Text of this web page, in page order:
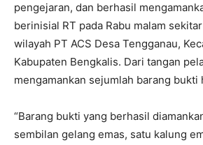
pengejaran, dan berhasil
berinisial RT pada Rabu malam
wilayah PT ACS Desa Tengganau,
Kabupaten Bengkalis. Dari tangan
mengamankan sejumlah barang bukti
“Barang bukti yang berhasil
sembilan gelang emas, satu kalung